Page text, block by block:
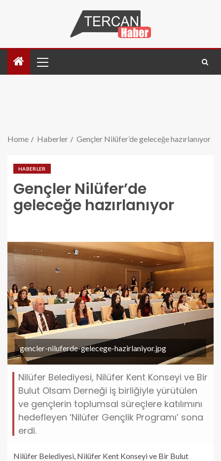
Home Haberler Gençler Nilüfer’de geleceğe hazırlanıyor
HABERLER
Gençler Nilüfer’de
geleceğe hazırlanıyor
gencler-niluferde-gelecege-hazirlaniyor.jpg
Nilüfer Belediyesi, Nilüfer Kent Konseyi ve Bir
Bulut Olsam Derneği iş birliğiyle yürütülen
ve gençlerin toplumsal süreçlere katılımını
hedefleyen ‘Nilüfer Gençlik Programı’ sona
erdi.
Nilüfer Belediyesi, Nilüfer Kent Konseyi ve Bir Bulut